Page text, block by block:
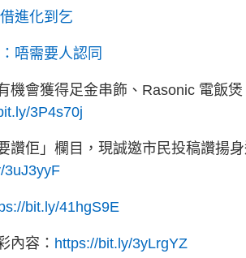
進化到乞
唔需要人認同
機會獲得足金串飾、Rasonic 電飯煲
3P4s70j
讚佢」欄目，現誠邀市民投稿讚揚
3uJ3yyF
bit.ly/41hgS9E
內容： https://bit.ly/3yLrgYZ